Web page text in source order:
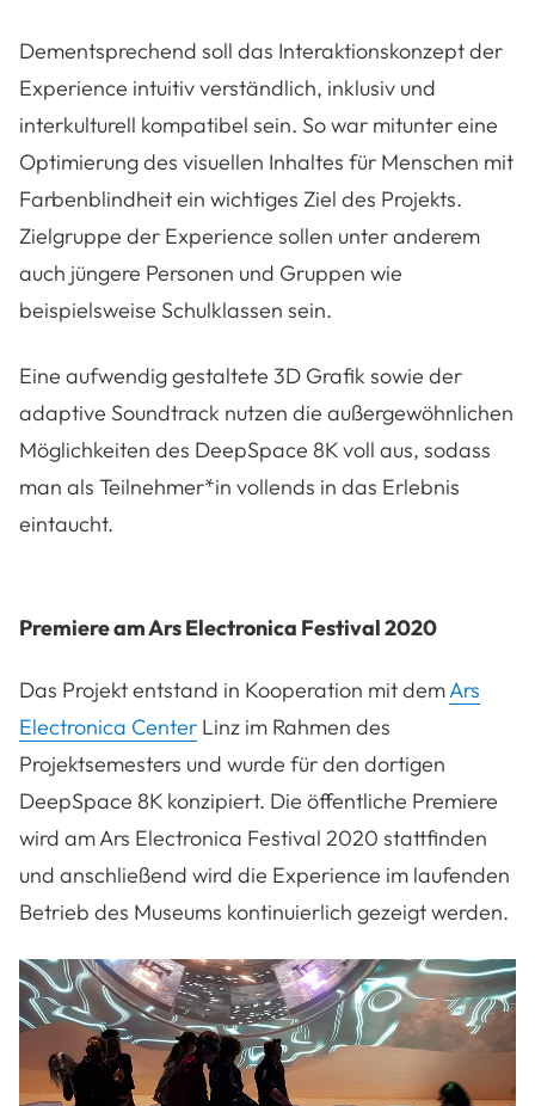
Dementsprechend soll das Interaktionskonzept der
Experience intuitiv verständlich, inklusiv und
interkulturell kompatibel sein. So war mitunter eine
Optimierung des visuellen Inhaltes für Menschen mit
Farbenblindheit ein wichtiges Ziel des Projekts.
Zielgruppe der Experience sollen unter anderem
auch jüngere Personen und Gruppen wie
beispielsweise Schulklassen sein.
Eine aufwendig gestaltete 3D Grafik sowie der
adaptive Soundtrack nutzen die außergewöhnlichen
Möglichkeiten des DeepSpace 8K voll aus, sodass
man als Teilnehmer*in vollends in das Erlebnis
eintaucht.
Premiere am Ars Electronica Festival 2020
Das Projekt entstand in Kooperation mit demArs
Electronica Center Linz im Rahmen des
Projektsemesters und wurde für den dortigen
DeepSpace 8K konzipiert. Die öffentliche Premiere
wird am Ars Electronica Festival 2020 stattfinden
und anschließend wird die Experience im laufenden
Betrieb des Museums kontinuierlich gezeigt werden.